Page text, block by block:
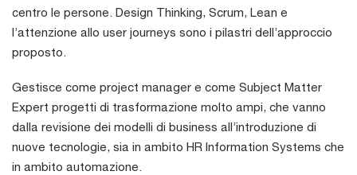
centro le persone. Design Thinking, Scrum, Lean e
l’attenzione allo user journeys sono i pilastri dell’approccio
proposto.
Gestisce come project manager e come Subject Matter
Expert progetti di trasformazione molto ampi, che vanno
dalla revisione dei modelli di business all’introduzione di
nuove tecnologie, sia in ambito HR Information Systems che
in ambito automazione.